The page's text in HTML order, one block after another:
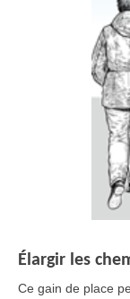
Élargir les
Ce gain de place